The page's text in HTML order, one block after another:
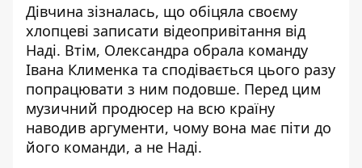
Дівчина зізналась, що обіцяла своєму
хлопцеві записати відеопривітання від
Наді. Втім, Олександра обрала команду
Івана Клименка та сподівається цього разу
попрацювати з ним подовше. Перед цим
музичний продюсер на всю країну
наводив аргументи, чому вона має піти до
його команди, а не Наді.